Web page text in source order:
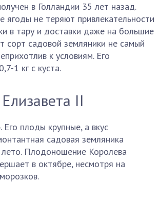
в Голландии 35 лет назад.
ягоды не теряют привлекательности
в тару и доставки даже на большие
сорт садовой земляники не самый
к условиям. Его
1 кг с куста.
II
Его плоды крупные, а вкус
садовая земляника
Плодоношение Королева
в октябре, несмотря на